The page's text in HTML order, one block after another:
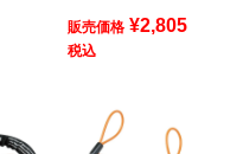
販売価格 ¥2,805
税込